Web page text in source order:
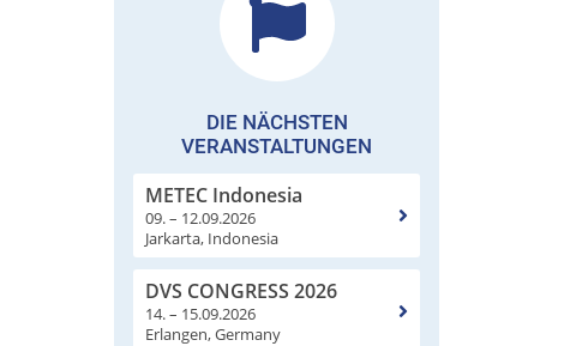
DIE NÄCHSTEN
VERANSTALTUNGEN
METEC Indonesia
09. – 12.09.2026
Jarkarta, Indonesia
DVS CONGRESS 2026
14. – 15.09.2026
Erlangen, Germany